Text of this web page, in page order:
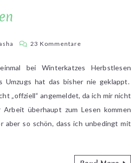
23 Kommentare
Herbstlesen
bei Winterkatzes Herbstlesen
Umzugs hat das bisher nie geklappt.
„offziell“ angemeldet, da ich mir nicht
überhaupt zum Lesen kommen
aber so schön, dass ich unbedingt mit